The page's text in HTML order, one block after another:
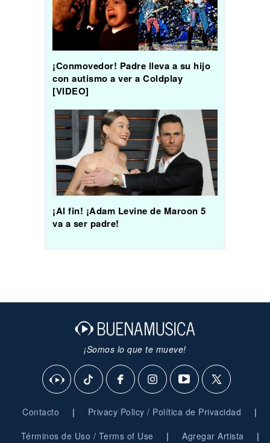
¡Conmovedor! Padre lleva a su hijo
con autismo a ver a Coldplay
[VIDEO]
¡Al fin! ¡Adam Levine de Maroon 5
va a ser padre!
¡Somos lo que te mueve!
Contacto | Privacy Policy / Política de Privacidad |
Términos de Uso / Terms of Use | Agregar Artista |